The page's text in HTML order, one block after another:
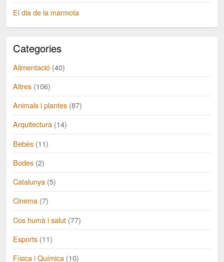
El dia de la marmota
Categories
Alimentació (40)
Altres (106)
Animals i plantes (87)
Arquitectura (14)
Bebès (11)
Bodes (2)
Catalunya (5)
Cinema (7)
Cos humà i salut (77)
Esports (11)
Física i Química (10)